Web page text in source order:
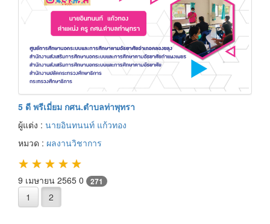
5 ดี พรีเมี่ยม กศน.ตำบลท่าพุทรา
ผู้แต่ง : นายอินทนนท์ แก้วทอง
หมวด : ผลงานวิชาการ
★ ★ ★ ★ ★
9 เมษายน 2565 0 271
1 2